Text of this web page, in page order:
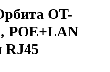
OT-
POE+LAN
RJ45